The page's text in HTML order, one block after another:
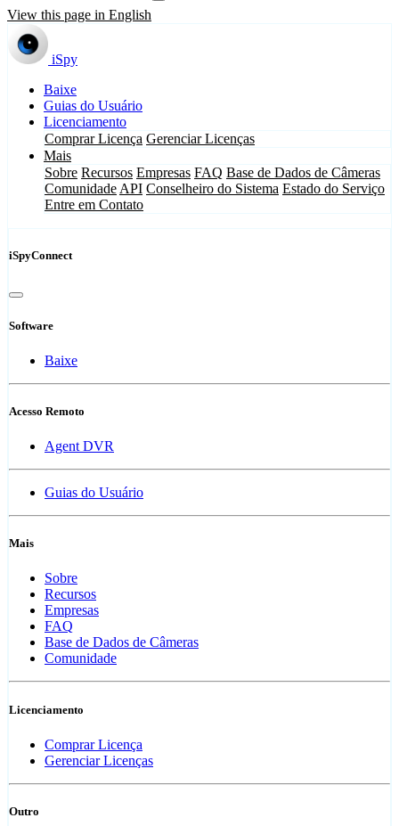
View this page in English
iSpy
Baixe
Guias do Usuário
Licenciamento
Comprar Licença Gerenciar Licenças
Mais
Sobre Recursos Empresas FAQ Base de Dados de Câmeras
Comunidade API Conselheiro do Sistema Estado do Serviço
Entre em Contato
iSpyConnect
Software
Baixe
Acesso Remoto
Agent DVR
Guias do Usuário
Mais
Sobre
Recursos
Empresas
FAQ
Base de Dados de Câmeras
Comunidade
Licenciamento
Comprar Licença
Gerenciar Licenças
Outro